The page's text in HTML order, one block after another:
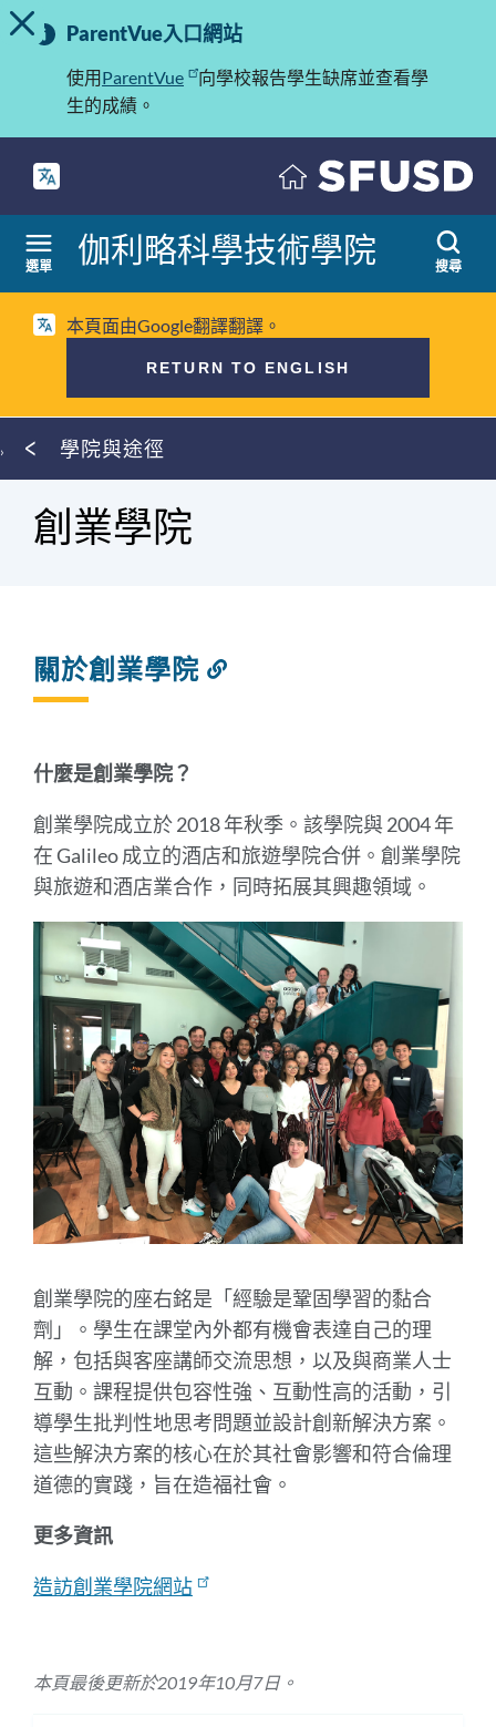
跳
至
重
切換提示訊息
ParentVue入口網站
使用ParentVue
向學校報告學生缺席並查看學
生的成績。
伽利略科學技術學院
選單 搜尋
本頁面由Google翻譯翻譯。
RETURN TO ENGLISH
學院與途徑
創業學院
關於創業學院
什麼是創業學院？
創業學院成立於 2018 年秋季。該學院與 2004 年
在 Galileo 成立的酒店和旅遊學院合併。創業學院
與旅遊和酒店業合作，同時拓展其興趣領域。
創業學院的座右銘是「經驗是鞏固學習的黏合
劑」。學生在課堂內外都有機會表達自己的理
解，包括與客座講師交流思想，以及與商業人士
互動。課程提供包容性強、互動性高的活動，引
導學生批判性地思考問題並設計創新解決方案。
這些解決方案的核心在於其社會影響和符合倫理
道德的實踐，旨在造福社會。
更多資訊
造訪創業學院網站
本頁最後更新於2019年10月7日。